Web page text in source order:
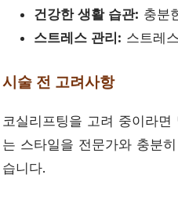
건강한 생활 습관: 충분
스트레스 관리: 스트레
시술 전 고려사항
코실리프팅을 고려 중이라
는 스타일을 전문가와 충분
습니다.